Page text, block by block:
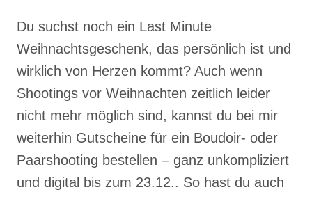
Du suchst noch ein Last Minute
Weihnachtsgeschenk, das persönlich ist und
wirklich von Herzen kommt? Auch wenn
Shootings vor Weihnachten zeitlich leider
nicht mehr möglich sind, kannst du bei mir
weiterhin Gutscheine für ein Boudoir- oder
Paarshooting bestellen – ganz unkompliziert
und digital bis zum 23.12.. So hast du auch